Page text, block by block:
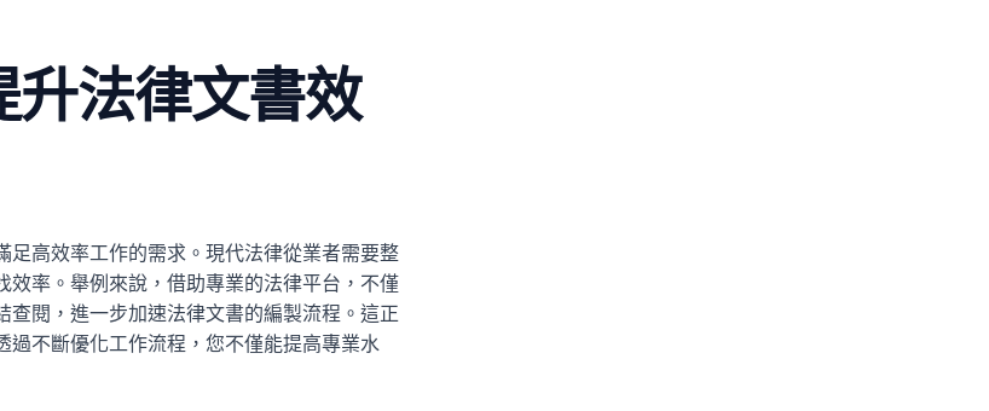
升法律文書效
高效率工作的需求。現代法律從業者需要整
率。舉例來說，借助專業的法律平台，不僅
閱，進一步加速法律文書的編製流程。這正
不斷優化工作流程，您不僅能提高專業水